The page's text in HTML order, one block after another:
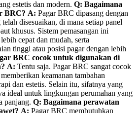
estetis dan modern. Q: Bagaimana
BRC? A: Pagar BRC dipasang dengan
disesuaikan, di mana setiap panel
khusus. Sistem pemasangan ini
cepat dan mudah, serta
tinggi atau posisi pagar dengan lebih
BRC cocok untuk digunakan di
A: Tentu saja. Pagar BRC sangat cocok
keamanan tambahan
dan estetis. Selain itu, sifatnya yang
ideal untuk lingkungan perumahan yang
panjang. Q: Bagaimana perawatan
A: Pagar BRC membutuhkan